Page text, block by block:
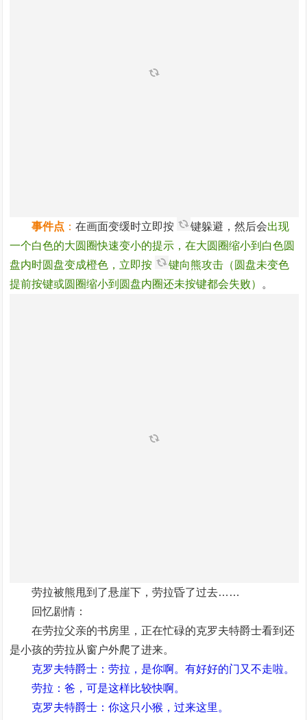
事件点 ： 在画面变缓时立即按 键躲避，然后会出现
一个白色的大圆圈快速变小的提示，在大圆圈缩小到白色圆
盘内时圆盘变成橙色，立即按
键向熊攻击（圆盘未变色
提前按键或圆圈缩小到圆盘内圈还未按键都会失败）
。
劳拉被熊甩到了悬崖下，劳拉昏了过去……
回忆剧情：
在劳拉父亲的书房里，正在忙碌的克罗夫特爵士看到还
是小孩的劳拉从窗户外爬了进来。
克罗夫特爵士：劳拉，是你啊。有好好的门又不走啦。
劳拉：爸，可是这样比较快啊。
克罗夫特爵士：你这只小猴，过来这里。